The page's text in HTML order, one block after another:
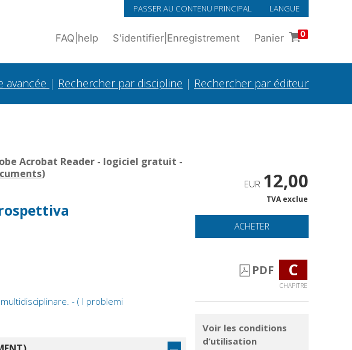
PASSER AU CONTENU PRINCIPAL LANGUE
FAQ help S'identifier Enregistrement Panier 0
avancée | Rechercher par discipline | Rechercher par éditeur
Acrobat Reader - logiciel gratuit -
)
- ( I problemi
EUR 12,00
TVA exclue
ACHETER
PDF C
CHAPITRE
Voir les conditions
d’utilisation